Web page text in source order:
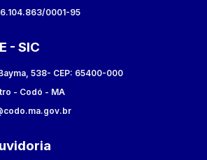
0001-95
E - SIC
538- CEP: 65400-000
- Codó - MA